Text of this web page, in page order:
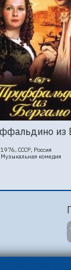
1976, СССР, Россия
Музыкальная комедия